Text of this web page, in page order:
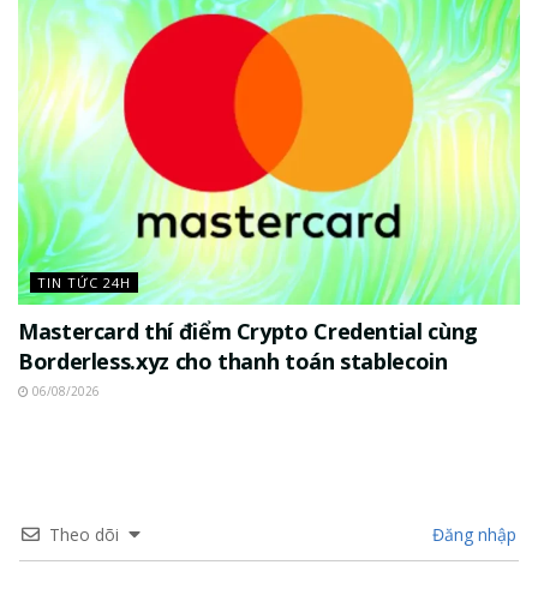
TIN TỨC 24H
Mastercard thí điểm Crypto Credential cùng
Borderless.xyz cho thanh toán stablecoin
06/08/2026
Theo dõi Đăng nhập